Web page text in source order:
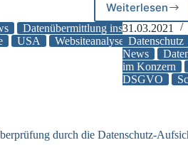
Datenübermittlung ins
USA Websiteanalyse
Weiterlesen
Kein
bei
einer
in
dem
31.03.2021
Datenschutz
News
im Konzern
DSGVO
durch die Datenschutz-